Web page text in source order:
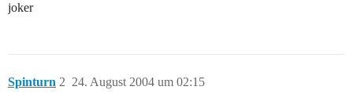
joker
Spinturn 24. August 2004 um 02:15
2